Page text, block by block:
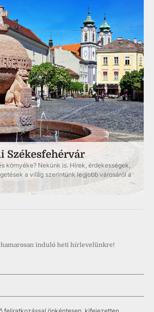
Székesfehérvár
környéke? Nekünk is. Hírek, érdekességek,
a világ szerintünk legjobb városáról a
induló heti hírlevelünkre!